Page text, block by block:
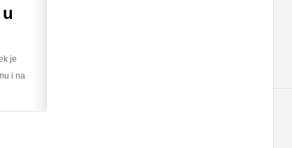
je
i na